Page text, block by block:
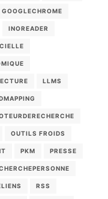
GOOGLECHROME
INOREADER
LLMS
OUTILS FROIDS
PKM PRESSE
RSS